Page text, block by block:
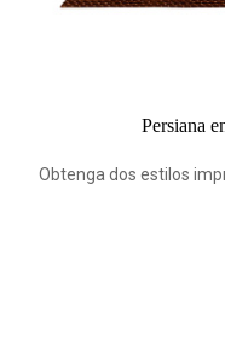
en una persiana con una